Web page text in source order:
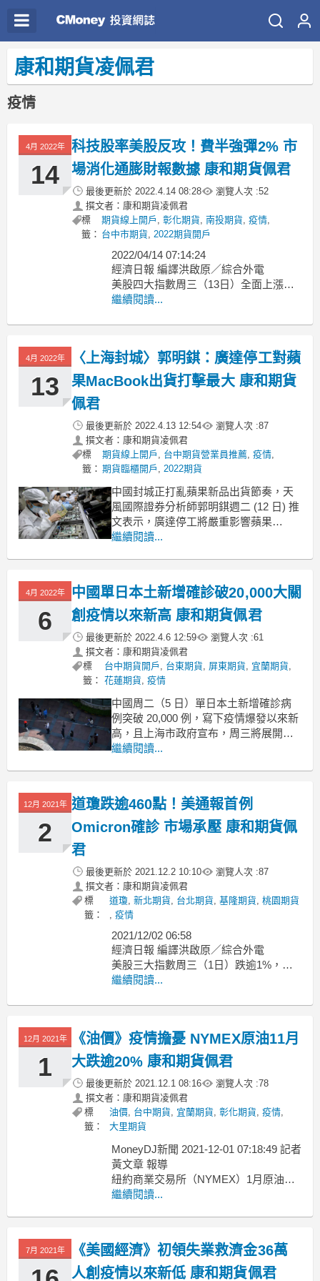
康和期貨凌佩君
疫情
4月 2022年
14
科技股率美股反攻！費半強彈2% 市
場消化通膨財報數據 康和期貨佩君
最後更新於 2022.4.14 08:28 瀏覽人次 :52
撰文者：康和期貨凌佩君
標
籤：
期貨線上開戶 ,彰化期貨,南投期貨,疫情,
台中市期貨,2022期貨開戶
2022/04/14 07:14:24
經濟日報 編譯洪啟原／綜合外電
美股四大指數周三（13日）全面上漲，
科技股率大盤反攻，投資人正消化最新
息。
道瓊工業指數漲344.23點，或1.01%，收
報34,564.59點，標普500指數漲49
繼續閱讀...
4月 2022年
13
〈上海封城〉郭明錤：廣達停工對蘋
果MacBook出貨打擊最大 康和期貨
佩君
最後更新於 2022.4.13 12:54 瀏覽人次 :87
撰文者：康和期貨凌佩君
標
籤：
期貨線上開戶 , 台中期貨營業員推薦, 疫情,
期貨臨櫃開戶 , 2022期貨
中國封城正打亂蘋果新品出貨節奏，天
風國際證券分析師郭明錤週二 (12 日) 推
文表示，廣達停工將嚴重影響蘋果
MacBook 出貨。
上海和昆山廠已停運，最快可能要等到
4 月底才能復工，廣達上海廠區也配合
繼續閱讀...
4月 2022年
6
中國單日本土新增確診破20,000大關
創疫情以來新高 康和期貨佩君
最後更新於 2022.4.6 12:59 瀏覽人次 :61
撰文者：康和期貨凌佩君
標
籤：
台中期貨開戶 , 台東期貨, 屏東期貨, 宜蘭期貨,
花蓮期貨,疫情
中國周二（5 日）單日本土新增確診病
例突破 20,000 例，寫下疫情爆發以來新
高，且上海市政府宣布，周三將展開新
一輪核酸或抗原檢測。
國家衛健委周三通報，周二本土新增有
病例為 19,089 例，其中上海占 16,766
例，吉林占 1,79
繼續閱讀...
12月 2021年
2
道瓊跌逾460點！美通報首例
Omicron確診 市場承壓 康和期貨佩
君
最後更新於 2021.12.2 10:10 瀏覽人次 :87
撰文者：康和期貨凌佩君
標
籤：
道瓊, 新北期貨, 台北期貨, 基隆期貨, 桃園期貨
, 疫情
2021/12/02 06:58
經濟日報 編譯洪啟原／綜合外電
美股三大指數周三（1日）跌逾1%，美
國稍早通報首例新冠病毒變異株
毒的擔憂加劇，市場同時已消化美國聯
道瓊工業平均指數跌461.68點，或1
繼續閱讀...
12月 2021年
1
《油價》疫情擔憂 NYMEX原油11月
大跌逾20% 康和期貨佩君
最後更新於 2021.12.1 08:16 瀏覽人次 :78
撰文者：康和期貨凌佩君
標
籤：
油價, 台中期貨, 宜蘭期貨, 彰化期貨, 疫情,
大里期貨
MoneyDJ新聞 2021-12-01 07:18:49 記者
黃文章 報導
紐約商業交易所（NYMEX）1月原油期
貨11月30日收盤下跌3.77美元或5.4%成
（Stéphane Bancel）
繼續閱讀...
7月 2021年
《美國經濟》初領失業救濟金36萬
人創疫情以來新低 康和期貨佩君